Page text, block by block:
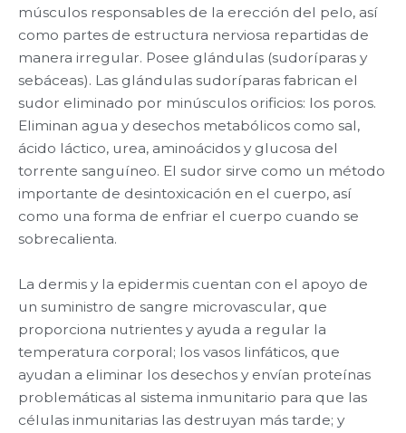
músculos responsables de la erección del pelo, así
como partes de estructura nerviosa repartidas de
manera irregular. Posee glándulas (sudoríparas y
sebáceas). Las glándulas sudoríparas fabrican el
sudor eliminado por minúsculos orificios: los poros.
Eliminan agua y desechos metabólicos como sal,
ácido láctico, urea, aminoácidos y glucosa del
torrente sanguíneo. El sudor sirve como un método
importante de desintoxicación en el cuerpo, así
como una forma de enfriar el cuerpo cuando se
sobrecalienta.
La dermis y la epidermis cuentan con el apoyo de
un suministro de sangre microvascular, que
proporciona nutrientes y ayuda a regular la
temperatura corporal; los vasos linfáticos, que
ayudan a eliminar los desechos y envían proteínas
problemáticas al sistema inmunitario para que las
células inmunitarias las destruyan más tarde; y